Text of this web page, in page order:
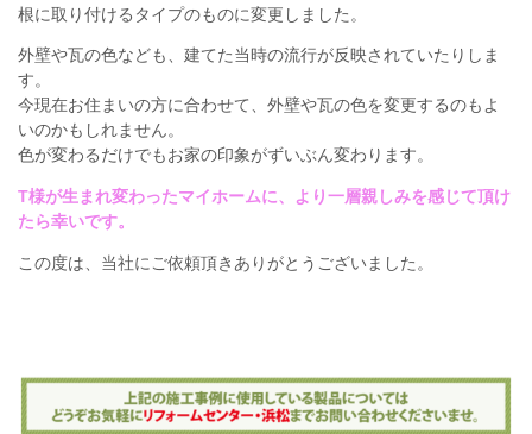
根に取り付けるタイプのものに変更しました。
外壁や瓦の色なども、建てた当時の流行が反映されていたりしま
す。
今現在お住まいの方に合わせて、外壁や瓦の色を変更するのもよ
いのかもしれません。
色が変わるだけでもお家の印象がずいぶん変わります。
T様が生まれ変わったマイホームに、より一層親しみを感じて頂け
たら幸いです。
この度は、当社にご依頼頂きありがとうございました。